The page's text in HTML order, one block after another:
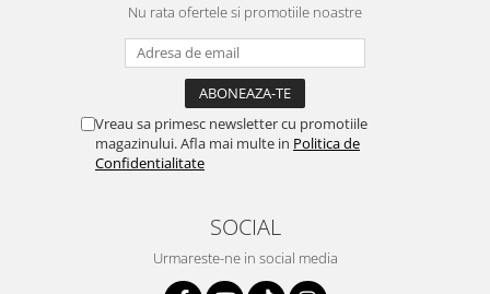
Nu rata ofertele si promotiile noastre
Vreau sa primesc newsletter cu promotiile
magazinului. Afla mai multe in Politica de
Confidentialitate
SOCIAL
Urmareste-ne in social media